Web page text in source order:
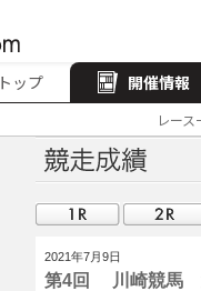
トップ 開催情報
レース
2021年7月9日
第4回 川崎競馬